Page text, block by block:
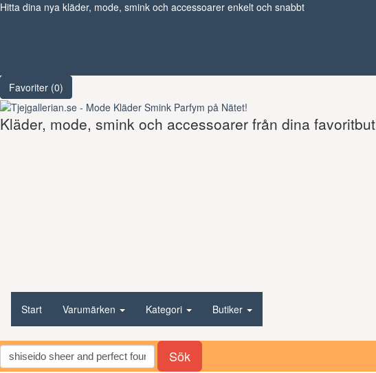
Hitta dina nya kläder, mode, smink och accessoarer enkelt och snabbt
Favoriter (0)
Kläder, mode, smink och accessoarer från dina
Start Varumärken Kategori Butiker
Sök